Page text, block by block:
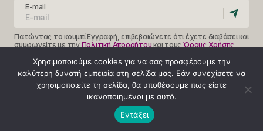
E-mail
Πατώντας το κουμπί Εγγραφή, επιβεβαιώνετε ότι έχετε διαβάσει και
συμφωνείτε με τηνΠολιτική Απορρήτουκαι τουςΌρους Χρήσης
ΠΟΛΙΤΙΚΗ ΑΠΟΡΡΗΤΟΥABOUT
© 2025 Provlepseis. Με την επιφύλαξη παντός δικαιώματος.
Κλήση 14990
Χρησιμοποιούμε cookies για να σας προσφέρουμε την
καλύτερη δυνατή εμπειρία στη σελίδα μας. Εάν συνεχίσετε να
χρησιμοποιείτε τη σελίδα, θα υποθέσουμε πως είστε
ικανοποιημένοι με αυτό.
Εντάξει